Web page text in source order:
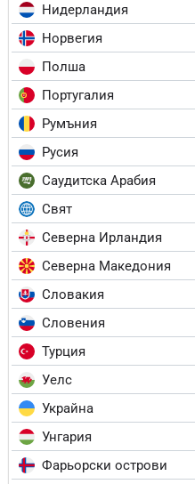
Нидерландия
Норвегия
Полша
Португалия
Румъния
Русия
Саудитска Арабия
Свят
Северна Ирландия
Северна Македония
Словакия
Словения
Турция
Уелс
Украйна
Унгария
Фарьорски острови